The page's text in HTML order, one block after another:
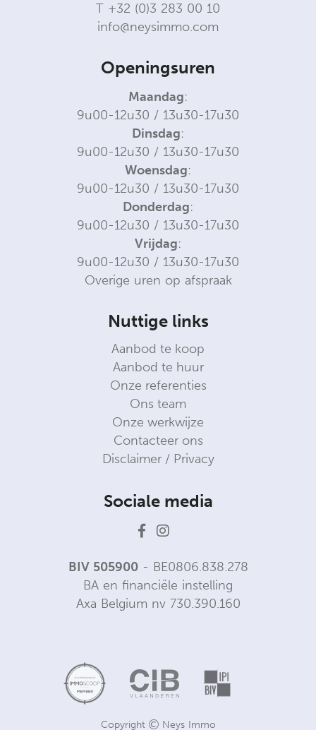
T +32 (0)3 283 00 10
info@neysimmo.com
Openingsuren
Maandag:
9u00-12u30 / 13u30-17u30
Dinsdag:
9u00-12u30 / 13u30-17u30
Woensdag:
9u00-12u30 / 13u30-17u30
Donderdag:
9u00-12u30 / 13u30-17u30
Vrijdag:
9u00-12u30 / 13u30-17u30
Overige uren op afspraak
Nuttige links
Aanbod te koop
Aanbod te huur
Onze referenties
Ons team
Onze werkwijze
Contacteer ons
Disclaimer / Privacy
Sociale media
BIV 505900- BE0806.838.278
BA en financiële instelling
Axa Belgium nv 730.390.160
Copyright Neys Immo